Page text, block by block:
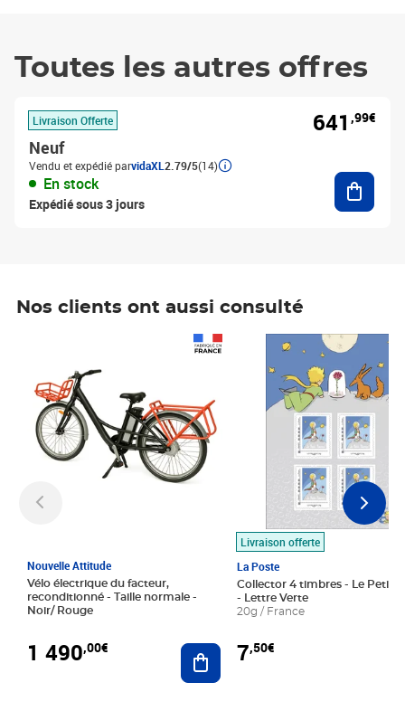
Toutes les autres offres
Livraison Offerte
Neuf
Vendu et expédié parvidaXL 2.79/5(14)
En stock
Expédié sous 3 jours
641 ,99€
Nos clients ont aussi consulté
Nouvelle Attitude
Vélo électrique du facteur,
reconditionné - Taille normale -
Noir/ Rouge
1 490,00€ Ajouter au panier
Livraison offerte
La Poste
Collector 4 timbres - Le Petit
- Lettre Verte
20g / France
7,50€
Prix 7,50€